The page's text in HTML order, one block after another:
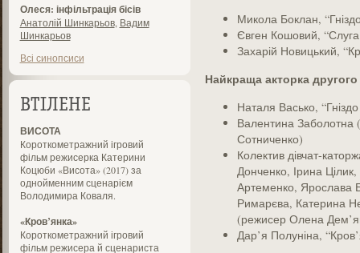
Олеся: інфільтрація бісів
Анатолій Шинкарьов, Вадим
Шинкарьов
Всі синопсиси
ВТІЛЕНЕ
ВИСОТА
Короткометражний ігровий
фільм режисерка Катерини
Коцюби «Висота» (2017) за
однойменним сценарієм
Володимира Коваля.
«Кров’янка»
Короткометражний ігровий
фільм режисера й сценариста
Микола Боклан,
Євген Кошовий,
Захарій Новицький,
Найкраща акторка
Наталя Васько,
Валентина Заболотна
Сотниченко)
Колектив дівчат-
Донченко, Ірина
Артеменко, Ярослава
Римарєва, Катерина
(режисер Олена
Дар’я Полуніна,